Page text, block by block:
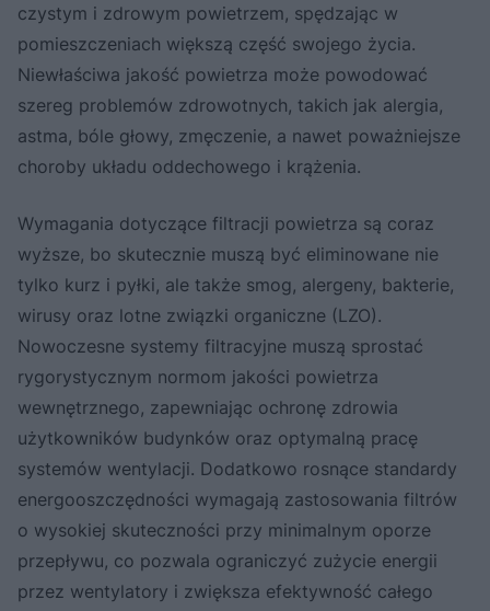
czystym i zdrowym powietrzem, spędzając w
pomieszczeniach większą część swojego życia.
Niewłaściwa jakość powietrza może powodować
szereg problemów zdrowotnych, takich jak alergia,
astma, bóle głowy, zmęczenie, a nawet poważniejsze
choroby układu oddechowego i krążenia.
Wymagania dotyczące filtracji powietrza są coraz
wyższe, bo skutecznie muszą być eliminowane nie
tylko kurz i pyłki, ale także smog, alergeny, bakterie,
wirusy oraz lotne związki organiczne (LZO).
Nowoczesne systemy filtracyjne muszą sprostać
rygorystycznym normom jakości powietrza
wewnętrznego, zapewniając ochronę zdrowia
użytkowników budynków oraz optymalną pracę
systemów wentylacji. Dodatkowo rosnące standardy
energooszczędności wymagają zastosowania filtrów
o wysokiej skuteczności przy minimalnym oporze
przepływu, co pozwala ograniczyć zużycie energii
przez wentylatory i zwiększa efektywność całego